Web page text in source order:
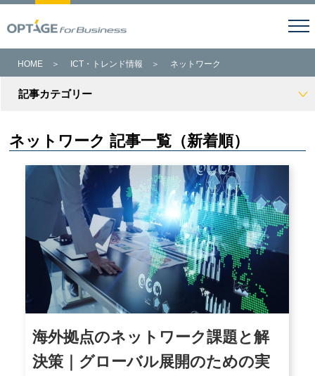
HOME＞ ICT・トレンド情報 ＞ ネットワーク
ネットワーク 記事一覧（新着順）
海外拠点のネットワーク課題と解
決策｜グローバル展開のための実
記事カテゴリー